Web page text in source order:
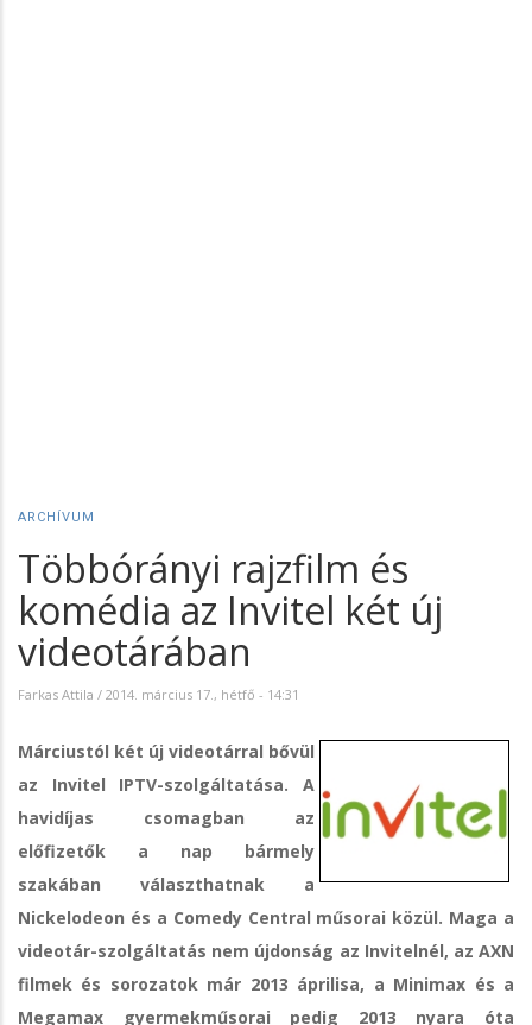
ARCHÍVUM
Többórányi rajzfilm és
komédia az Invitel két új
videotárában
Farkas Attila / 2014. március 17., hétfő - 14:31
Márciustól két új videotárral bővül
az Invitel IPTV-szolgáltatása. A
havidíjas csomagban az
előfizetők a nap bármely
szakában választhatnak a
Nickelodeon és a Comedy Central műsorai közül. Maga a
videotár-szolgáltatás nem újdonság az Invitelnél, az AXN
filmek és sorozatok már 2013 áprilisa, a Minimax és a
Megamax gyermekműsorai pedig 2013 nyara óta